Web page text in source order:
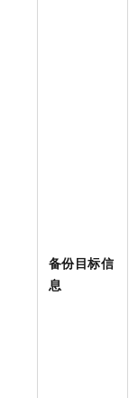
备份目标信
息